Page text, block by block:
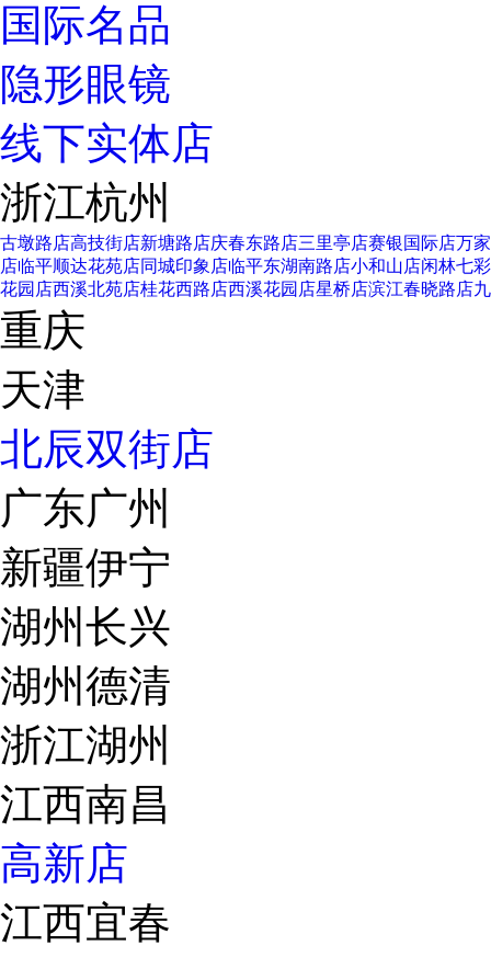
国际名品
隐形眼镜
线下实体店
浙江杭州
古墩路店高技街店新塘路店庆春东路店三里亭店赛银国际店万
店临平顺达花苑店同城印象店临平东湖南路店小和山店闲林七
花园店西溪北苑店桂花西路店西溪花园店星桥店滨江春晓路店
重庆
天津
北辰双街店
广东广州
新疆伊宁
湖州长兴
湖州德清
浙江湖州
江西南昌
高新店
江西宜春